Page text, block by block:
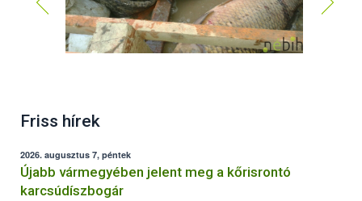
Friss hírek
2026. augusztus 7, péntek
Újabb vármegyében jelent meg a kőrisrontó
karcsúdíszbogár